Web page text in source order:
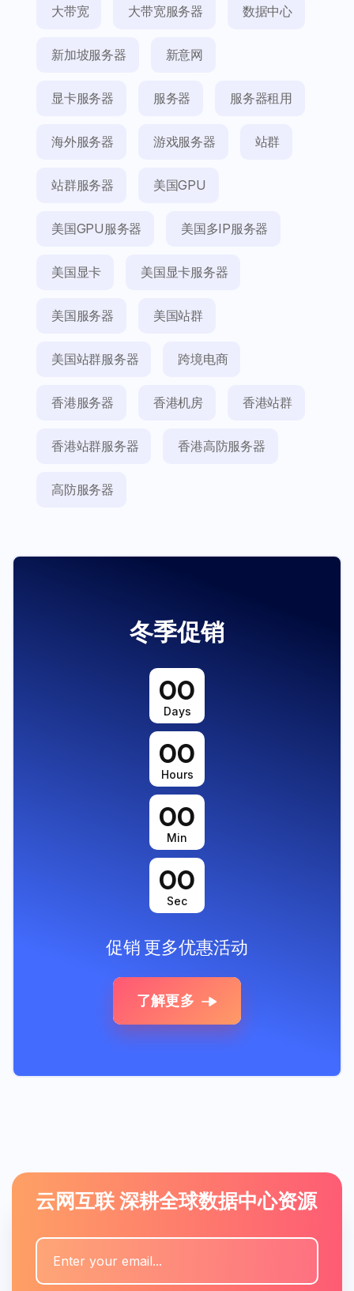
大带宽 大带宽服务器 数据中心
新加坡服务器 新意网
显卡服务器 服务器 服务器租用
海外服务器 游戏服务器 站群
站群服务器 美国GPU
美国GPU服务器 美国多IP服务器
美国显卡 美国显卡服务器
美国服务器 美国站群
美国站群服务器 跨境电商
香港服务器 香港机房 香港站群
香港站群服务器 香港高防服务器
高防服务器
冬季促销
00
Days
00
Hours
00
Min
00
Sec
促销 更多优惠活动
了解更多
云网互联 深耕全球数据中心资源